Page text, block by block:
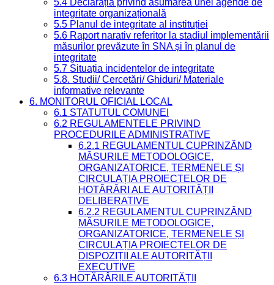
5.4 Declarația privind asumarea unei agende de
integritate organizațională
5.5 Planul de integritate al instituției
5.6 Raport narativ referitor la stadiul implementării
măsurilor prevăzute în SNA și în planul de
integritate
5.7 Situația incidentelor de integritate
5.8. Studii/ Cercetări/ Ghiduri/ Materiale
informative relevante
6. MONITORUL OFICIAL LOCAL
6.1 STATUTUL COMUNEI
6.2 REGULAMENTELE PRIVIND
PROCEDURILE ADMINISTRATIVE
6.2.1 REGULAMENTUL CUPRINZÂND
MĂSURILE METODOLOGICE,
ORGANIZATORICE, TERMENELE ȘI
CIRCULAȚIA PROIECTELOR DE
HOTĂRÂRI ALE AUTORITĂȚII
DELIBERATIVE
6.2.2 REGULAMENTUL CUPRINZÂND
MĂSURILE METODOLOGICE,
ORGANIZATORICE, TERMENELE ȘI
CIRCULAȚIA PROIECTELOR DE
DISPOZIȚII ALE AUTORITĂȚII
EXECUTIVE
6.3 HOTĂRÂRILE AUTORITĂȚII